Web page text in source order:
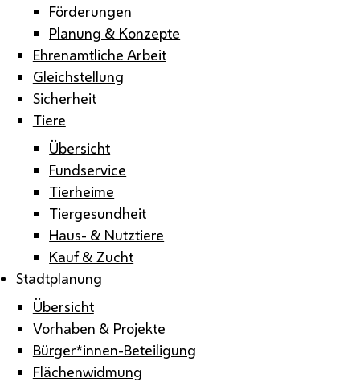
Förderungen
Planung & Konzepte
Ehrenamtliche Arbeit
Gleichstellung
Sicherheit
Tiere
Übersicht
Fundservice
Tierheime
Tiergesundheit
Haus- & Nutztiere
Kauf & Zucht
Stadtplanung
Übersicht
Vorhaben & Projekte
Bürger*innen-Beteiligung
Flächenwidmung